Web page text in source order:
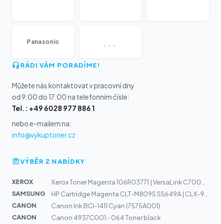
Panasonic
RÁDI VÁM PORADÍME!
Můžete nás kontaktovat v pracovní dny
od 9:00 do 17:00 na telefonním čísle:
Tel.: +49 6028 977 886 1
nebo e-mailem na:
info@vykuptoner.cz
VÝBĚR Z NABÍDKY
XEROX
SAMSUNG
CANON
Canon Ink BCI-1411 Cyan (7575A001)
CANON
Canon 4937C001 - 064 Toner black